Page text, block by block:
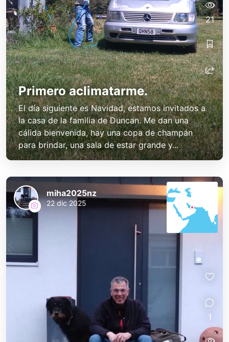
Primero aclimatarme.
El día siguiente es Navidad, estamos invitados a
la casa de la familia de Duncan. Me dan una
cálida bienvenida, hay una copa de champán
para brindar, una sala de estar grande y...
21
miha2025nz
22 dic 2025
1